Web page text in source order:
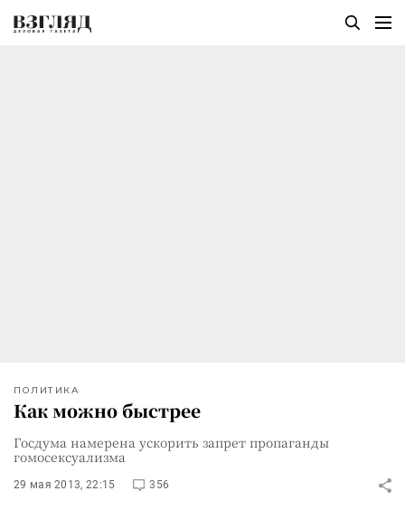
ПОЛИТИКА
Как можно быстрее
Госдума намерена ускорить запрет пропаганды
гомосексуализма
29 мая 2013, 22:15 356